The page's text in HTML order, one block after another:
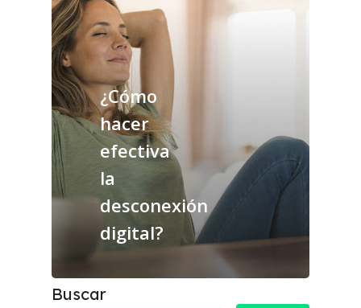
¿Cómo
hacer
efectiva
la
desconexión
digital?
Buscar